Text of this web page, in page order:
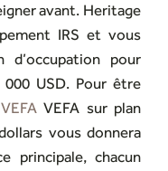
avant. Heritage
IRS et vous
pour
USD. Pour être
VEFAVEFA sur plan
vous donnera
principale, chacun